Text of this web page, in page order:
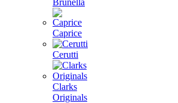
Brunella
Caprice
Cerutti
Clarks
Originals